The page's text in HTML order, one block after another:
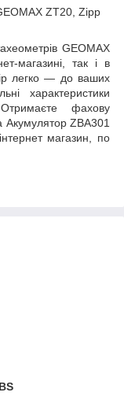
ZT20, Zipp
GEOMAX
магазині, так і в
легко — до ваших
характеристики
фахову
Акумулятор ZBA301
магазин, по